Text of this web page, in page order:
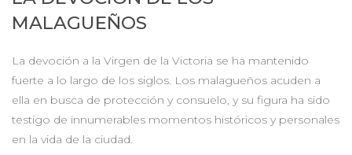
MALAGUEÑOS
La devoción a la Virgen de la Victoria se ha mantenido
fuerte a lo largo de los siglos. Los malagueños acuden a
ella en busca de protección y consuelo, y su figura ha sido
testigo de innumerables momentos históricos y personales
en la vida de la ciudad.